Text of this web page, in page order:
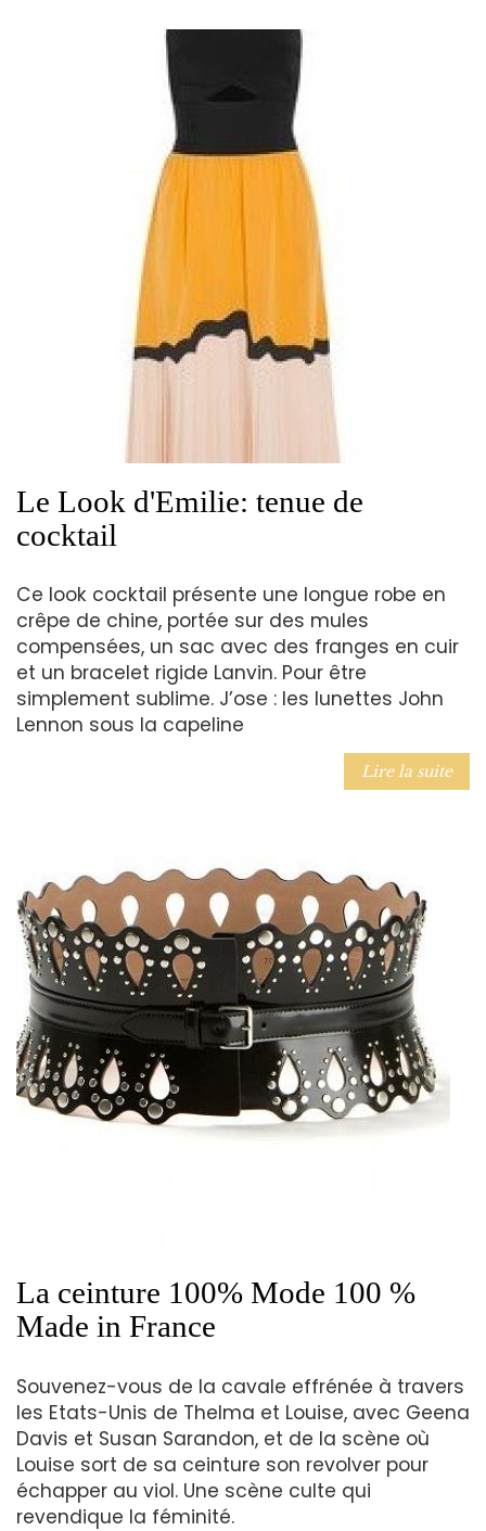
Le Look d'Emilie: tenue de
cocktail
Ce look cocktail présente une longue robe en
crêpe de chine, portée sur des mules
compensées, un sac avec des franges en cuir
et un bracelet rigide Lanvin. Pour être
simplement sublime. J’ose : les lunettes John
Lennon sous la capeline
Lire la suite
La ceinture 100% Mode 100 %
Made in France
Souvenez-vous de la cavale effrénée à travers
les Etats-Unis de Thelma et Louise, avec Geena
Davis et Susan Sarandon, et de la scène où
Louise sort de sa ceinture son revolver pour
échapper au viol. Une scène culte qui
revendique la féminité.